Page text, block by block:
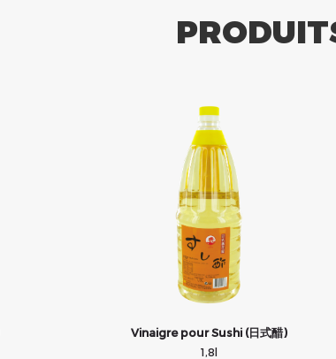
Vinaigre pour Sushi (日式醋)
1,8l